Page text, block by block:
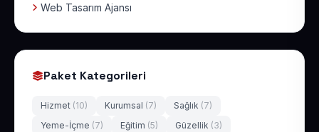
Web Tasarım Ajansı
Paket Kategorileri
Hizmet (10) Kurumsal (7) Sağlık (7)
Yeme-İçme (7) Eğitim (5) Güzellik (3)